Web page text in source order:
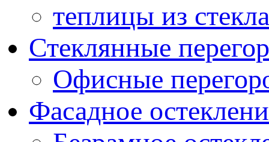
теплицы из
Стеклянные
Офисные
Фасадное